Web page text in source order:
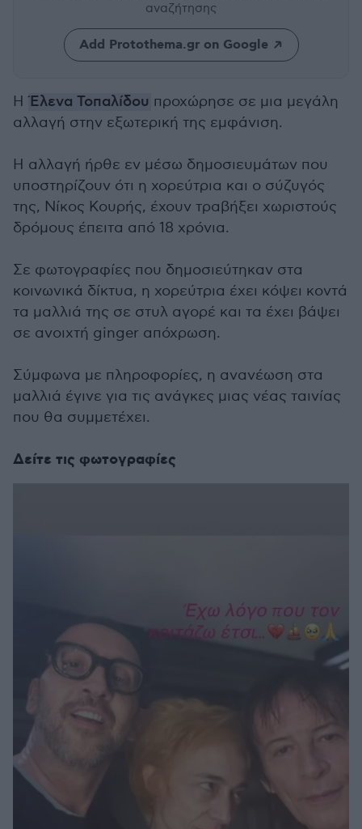
αναζήτησης
Add Protothema.gr on Google
ΗΈλενα Τοπαλίδου προχώρησε σε μια μεγάλη
αλλαγή στην εξωτερική της εμφάνιση.
Η αλλαγή ήρθε εν μέσω δημοσιευμάτων που
υποστηρίζουν ότι η χορεύτρια και ο σύζυγός
της, Νίκος Κουρής, έχουν τραβήξει χωριστούς
δρόμους έπειτα από 18 χρόνια.
Σε φωτογραφίες που δημοσιεύτηκαν στα
κοινωνικά δίκτυα, η χορεύτρια έχει κόψει κοντά
τα μαλλιά της σε στυλ αγορέ και τα έχει βάψει
σε ανοιχτή ginger απόχρωση.
Σύμφωνα με πληροφορίες, η ανανέωση στα
μαλλιά έγινε για τις ανάγκες μιας νέας ταινίας
που θα συμμετέχει.
Δείτε τις φωτογραφίες